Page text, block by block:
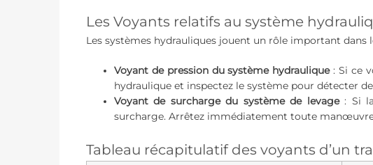
Les Voyants relatifs au système
Les systèmes hydrauliques jouent un rôle important dans
Voyant de pression du système hydraulique: Si ce
hydraulique et inspectez le système pour détecter
Voyant de surcharge du système de levage: Si la
surcharge. Arrêtez immédiatement toute
Tableau récapitulatif des voyants d’un